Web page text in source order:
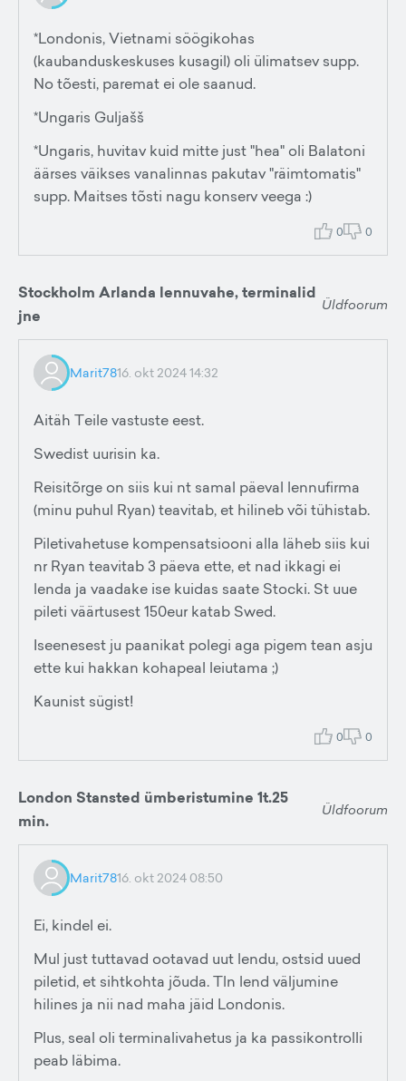
*Londonis, Vietnami söögikohas
(kaubanduskeskuses kusagil) oli ülimatsev supp.
No tõesti, paremat ei ole saanud.
*Ungaris Guljašš
*Ungaris, huvitav kuid mitte just "hea" oli Balatoni
äärses väikses vanalinnas pakutav "räimtomatis"
supp. Maitses tõsti nagu konserv veega :)
0 0
Stockholm Arlanda lennuvahe, terminalid
jne
Üldfoorum
Marit7816. okt 2024 14:32
Aitäh Teile vastuste eest.
Swedist uurisin ka.
Reisitõrge on siis kui nt samal päeval lennufirma
(minu puhul Ryan) teavitab, et hilineb või tühistab.
Piletivahetuse kompensatsiooni alla läheb siis kui
nr Ryan teavitab 3 päeva ette, et nad ikkagi ei
lenda ja vaadake ise kuidas saate Stocki. St uue
pileti väärtusest 150eur katab Swed.
Iseenesest ju paanikat polegi aga pigem tean asju
ette kui hakkan kohapeal leiutama ;)
Kaunist sügist!
0 0
London Stansted ümberistumine 1t.25
min.
Üldfoorum
Marit7816. okt 2024 08:50
Ei, kindel ei.
Mul just tuttavad ootavad uut lendu, ostsid uued
piletid, et sihtkohta jõuda. Tln lend väljumine
hilines ja nii nad maha jäid Londonis.
Plus, seal oli terminalivahetus ja ka passikontrolli
peab läbima.